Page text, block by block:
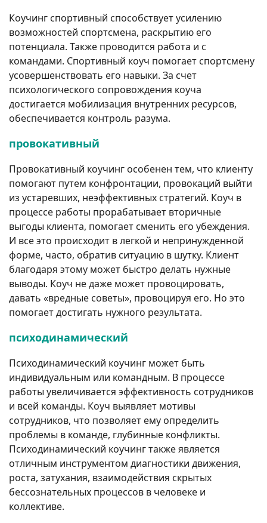
Коучинг спортивный способствует усилению
возможностей спортсмена, раскрытию его
потенциала. Также проводится работа и с
командами. Спортивный коуч помогает спортсмену
усовершенствовать его навыки. За счет
психологического сопровождения коуча
достигается мобилизация внутренних ресурсов,
обеспечивается контроль разума.
провокативный
Провокативный коучинг особенен тем, что клиенту
помогают путем конфронтации, провокаций выйти
из устаревших, неэффективных стратегий. Коуч в
процессе работы прорабатывает вторичные
выгоды клиента, помогает сменить его убеждения.
И все это происходит в легкой и непринужденной
форме, часто, обратив ситуацию в шутку. Клиент
благодаря этому может быстро делать нужные
выводы. Коуч не даже может провоцировать,
давать «вредные советы», провоцируя его. Но это
помогает достигать нужного результата.
психодинамический
Психодинамический коучинг может быть
индивидуальным или командным. В процессе
работы увеличивается эффективность сотрудников
и всей команды. Коуч выявляет мотивы
сотрудников, что позволяет ему определить
проблемы в команде, глубинные конфликты.
Психодинамический коучинг также является
отличным инструментом диагностики движения,
роста, затухания, взаимодействия скрытых
бессознательных процессов в человеке и
коллективе.